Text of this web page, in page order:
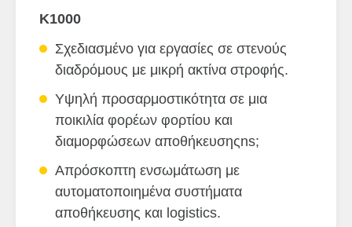
K1000
Σχεδιασμένο για εργασίες σε στενούς
διαδρόμους με μικρή ακτίνα στροφής.
Υψηλή προσαρμοστικότητα σε μια
ποικιλία φορέων φορτίου και
διαμορφώσεων αποθήκευσηςns;
Απρόσκοπτη ενσωμάτωση με
αυτοματοποιημένα συστήματα
αποθήκευσης και logistics.